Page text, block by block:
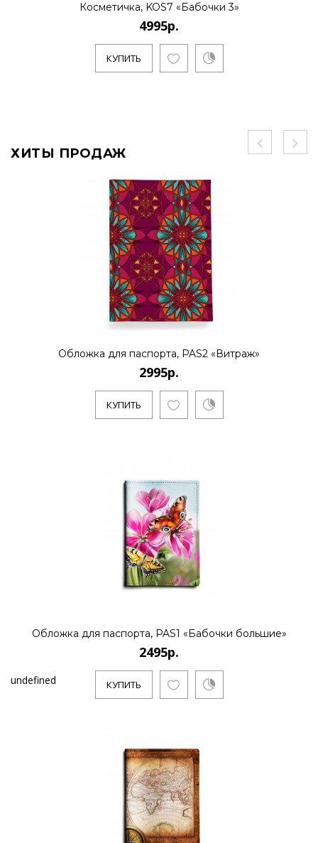
Косметичка, KOS7 «Бабочки 3»
4995р.
КУПИТЬ
ХИТЫ ПРОДАЖ
Обложка для паспорта, PAS2 «Витраж»
2995р.
КУПИТЬ
Обложка для паспорта, PAS1 «Бабочки большие»
2495р.
КУПИТЬ
undefined